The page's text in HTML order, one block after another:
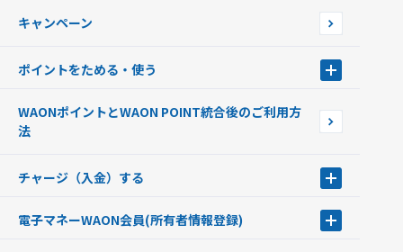
イオン銀行ATM設置場所
キャンペーン
ポイントをためる・使う
ポイントの有効期限について
WAONポイントとWAON POINT統合後のご利用方
法
チャージ（入金）する
現金でチャージする
電子マネーWAON会員(所有者情報登録)